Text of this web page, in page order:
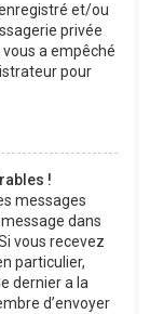
enregistré et/ou
privée
a empêché
pour
!
messages
dans
vous recevez
particulier,
dernier a la
d’envoyer